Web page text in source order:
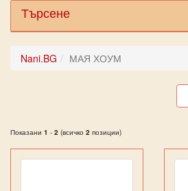
Търсене
Nani.BG МАЯ ХОУМ
Показани 1 - 2 (всичко 2 позиции)